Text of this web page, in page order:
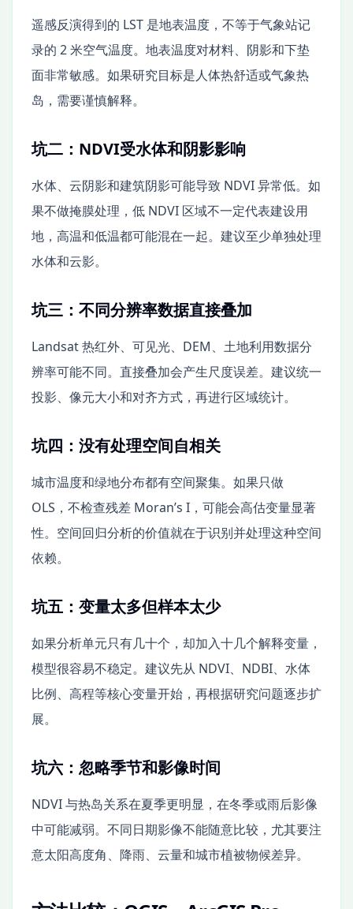
遥感反演得到的 LST 是地表温度，不等于气象站记
录的 2 米空气温度。地表温度对材料、阴影和下垫
面非常敏感。如果研究目标是人体热舒适或气象热
岛，需要谨慎解释。
坑二：NDVI受水体和阴影影响
水体、云阴影和建筑阴影可能导致 NDVI 异常低。如
果不做掩膜处理，低 NDVI 区域不一定代表建设用
地，高温和低温都可能混在一起。建议至少单独处理
水体和云影。
坑三：不同分辨率数据直接叠加
Landsat 热红外、可见光、DEM、土地利用数据分
辨率可能不同。直接叠加会产生尺度误差。建议统一
投影、像元大小和对齐方式，再进行区域统计。
坑四：没有处理空间自相关
城市温度和绿地分布都有空间聚集。如果只做
OLS，不检查残差 Moran’s I，可能会高估变量显著
性。空间回归分析的价值就在于识别并处理这种空间
依赖。
坑五：变量太多但样本太少
如果分析单元只有几十个，却加入十几个解释变量，
模型很容易不稳定。建议先从 NDVI、NDBI、水体
比例、高程等核心变量开始，再根据研究问题逐步扩
展。
坑六：忽略季节和影像时间
NDVI 与热岛关系在夏季更明显，在冬季或雨后影像
中可能减弱。不同日期影像不能随意比较，尤其要注
意太阳高度角、降雨、云量和城市植被物候差异。